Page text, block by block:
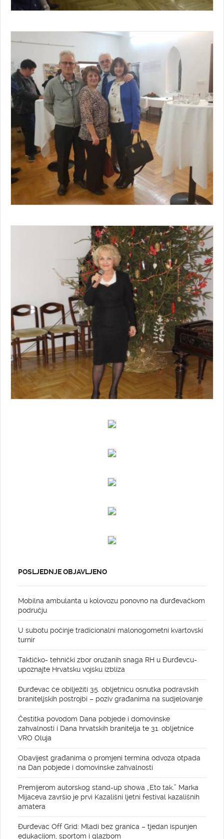
POSLJEDNJE OBJAVLJENO
Mobilna ambulanta u kolovozu ponovno na đurđevačkom
području
U subotu počinje tradicionalni malonogometni kvartovski
turnir
Taktičko- tehnički zbor oružanih snaga RH u Đurđevcu-
upoznajte Hrvatsku vojsku izbliza
Đurđevac će obilježiti 35. obljetnicu osnutka podravskih
braniteljskih postrojbi – poziv građanima na sudjelovanje
Čestitka povodom Dana pobjede i domovinske
zahvalnosti i Dana hrvatskih branitelja te 31. obljetnice
VRO Oluja
Obavijest građanima o promjeni termina odvoza otpada
na Dan pobjede i domovinske zahvalnosti
Premijerom autorskog stand-up showa „Eto tak.” Marka
Mijaceva završio je prvi Kazališni ljetni festival kazališnih
amatera
Đurđevac Off Grid: Mladi bez granica – tjedan ispunjen
edukacijom, sportom i glazbom